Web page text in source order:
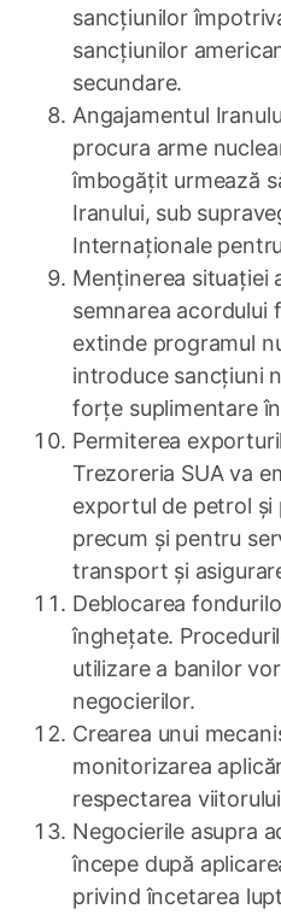
sancțiunilor
sancțiunilor
secundare.
Angajamentul
procura arme
îmbogățit urmează
Iranului, sub
Internaționale
Menținerea situației
semnarea acordului
extinde programul
introduce sancțiuni
forțe suplimentare
Permiterea
Trezoreria SUA va
exportul de petrol și
precum și pentru
transport și
Deblocarea
înghețate.
utilizare a banilor
negocierilor.
Crearea unui
monitorizarea
respectarea
Negocierile asupra
începe după
privind încetarea